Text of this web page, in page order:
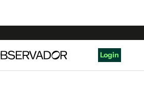
Login